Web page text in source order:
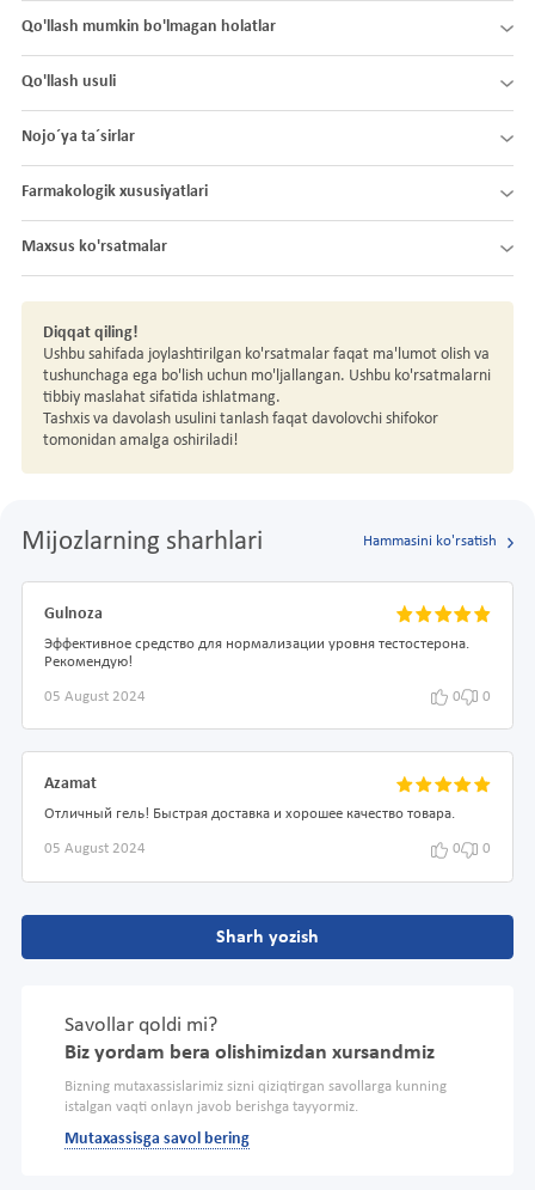
Qo'llash mumkin bo'lmagan holatlar
Qo'llash usuli
Nojo´ya ta´sirlar
Farmakologik xususiyatlari
Maxsus ko'rsatmalar
Diqqat qiling!
Ushbu sahifada joylashtirilgan ko'rsatmalar faqat ma'lumot olish va
tushunchaga ega bo'lish uchun mo'ljallangan. Ushbu ko'rsatmalarni
tibbiy maslahat sifatida ishlatmang.
Tashxis va davolash usulini tanlash faqat davolovchi shifokor
tomonidan amalga oshiriladi!
Mijozlarning sharhlari Hammasini ko'rsatish
Gulnoza
Эффективное средство для нормализации уровня тестостерона.
Рекомендую!
05 August 2024 0 0
Azamat
Отличный гель! Быстрая доставка и хорошее качество товара.
05 August 2024 0 0
Sharh yozish
Savollar qoldi mi?
Biz yordam bera olishimizdan xursandmiz
Bizning mutaxassislarimiz sizni qiziqtirgan savollarga kunning
istalgan vaqti onlayn javob berishga tayyormiz.
Mutaxassisga savol bering